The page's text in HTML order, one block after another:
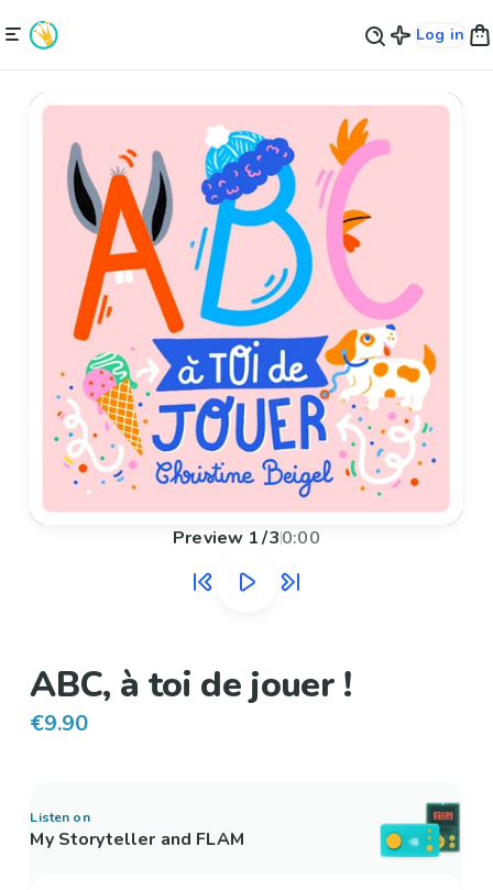
Log in
Preview 1/30:00
ABC, à toi de jouer !
€9.90
Listen on
My Storyteller and FLAM